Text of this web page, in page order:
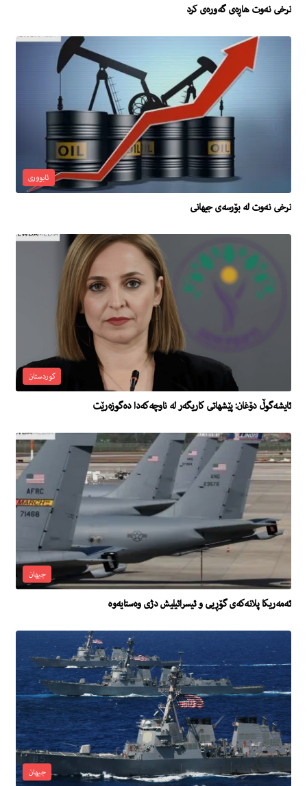
نرخى نه‌وت هاڕه‌ى گه‌وره‌ى كرد
ئابووری
نرخى نه‌وت له‌ بۆرسه‌ى جیهانی
کوردستان
ئایشەگوڵ دۆغان: پێشهاتی کاریگەر لە ناوچەکەدا دەگوزەرێت
جیهان
ئه‌مه‌ریكا پلانه‌كه‌ى گۆڕيى و ئیسرائیلیش دژى وه‌ستایه‌وه‌
جیهان